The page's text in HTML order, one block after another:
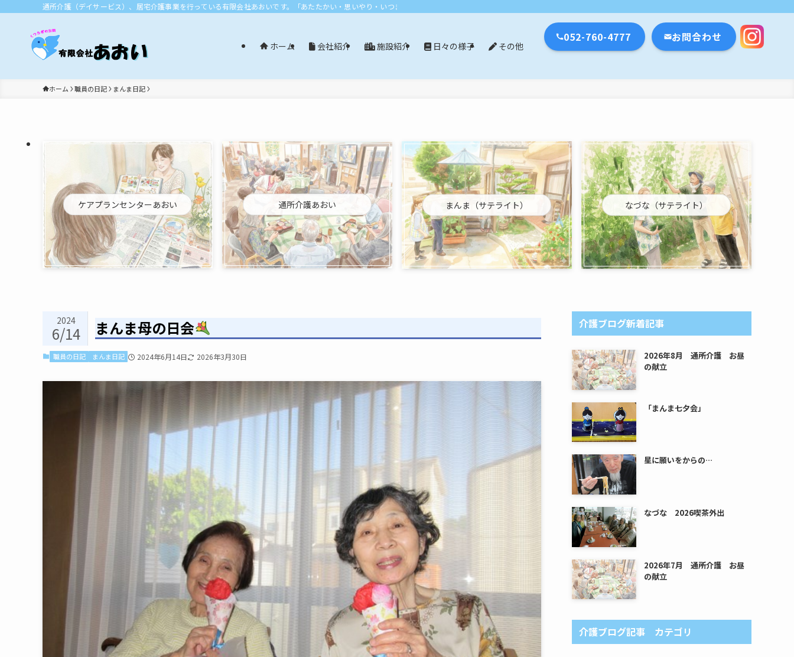
通所介護（デイサービス）、居宅介護事業を行っている有限会社あおいです。「あたたかい・思いやり・いつまでも」エリア：尾張旭市・長久手市・瀬戸市・名古屋市
ホーム 会社紹介 施設紹介 日々の様子 その他
052-760-4777 お問合わせ
ホーム 職員の日記 まんま日記
ケアプランセンターあおい 通所介護あおい まんま（サテライト） なづな（サテライト）
まんま母の日会
2024
6/14
職員の日記 まんま日記 2024年6月14日 2026年3月30日
介護ブログ新着記事
2026年8月 通所介護 お昼
の献立
「まんま七夕会」
星に願いをからの…
なづな 2026喫茶外出
2026年7月 通所介護 お昼
の献立
介護ブログ記事 カテゴリ